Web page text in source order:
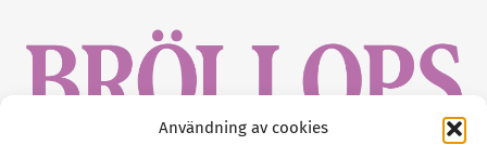
Användning av cookies